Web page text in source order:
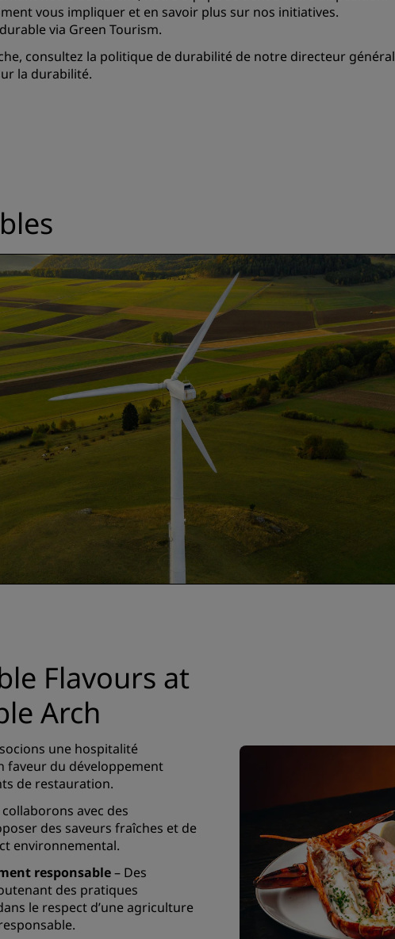
vous impliquer et en savoir plus sur nos initiatives.
via Green Tourism.
consultez la politique de durabilité de notre directeur général
la durabilité.
Flavours at
Arch
une hospitalité
faveur du développement
de restauration.
avec des
des saveurs fraîches et de
environnemental.
responsable– Des
des pratiques
le respect d’une agriculture